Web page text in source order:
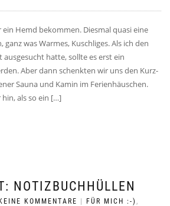
Hemd bekommen. Diesmal quasi eine
was Warmes, Kuschliges. Als ich den
hatte, sollte es erst ein
Aber dann schenkten wir uns den Kurz-
Sauna und Kamin im Ferienhäuschen.
hin, als so ein […]
NOTIZBUCHHÜLLEN
KEINE KOMMENTARE FÜR MICH :-) ,